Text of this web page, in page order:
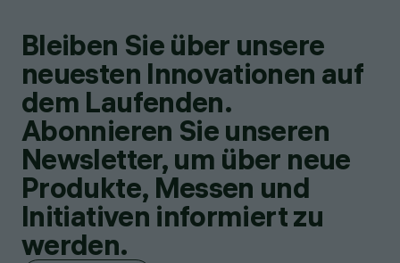
Bleiben Sie über unsere
neuesten Innovationen auf
dem Laufenden.
Abonnieren Sie unseren
Newsletter, um über neue
Produkte, Messen und
Initiativen informiert zu
werden.